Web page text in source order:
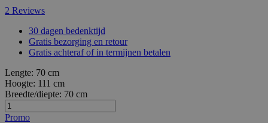
2 Reviews
30 dagen bedenktijd
Gratis bezorging en retour
Gratis achteraf of in termijnen betalen
Lengte: 70 cm
Hoogte: 111 cm
Breedte/diepte: 70 cm
Promo